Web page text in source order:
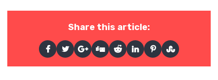
Share this article: